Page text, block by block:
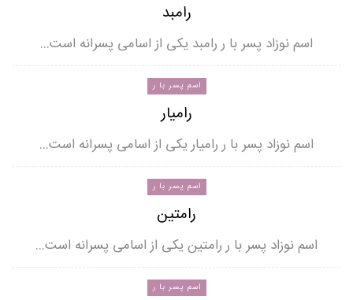
رامبد
اسم نوزاد پسر با ر رامبد یکی از اسامی پسرانه است…
اسم پسر با ر
رامیار
اسم نوزاد پسر با ر رامیار یکی از اسامی پسرانه است…
اسم پسر با ر
رامتین
اسم نوزاد پسر با ر رامتین یکی از اسامی پسرانه است…
اسم پسر با ر